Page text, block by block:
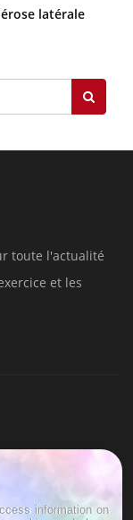
latérale
toute l'actualité
et les
information on